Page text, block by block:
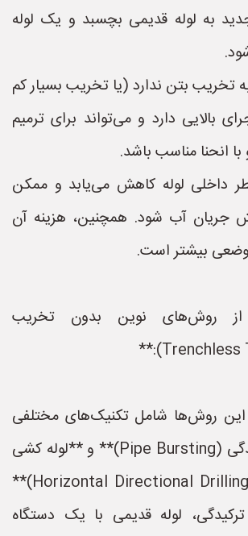
به لوله قدیمی بچسبد و یک لوله
تخریب بتن ندارد (یا تخریب بسیار کم
بالایی دارد و می‌تواند برای ترمیم
انحنا مناسب باشد.
داخلی لوله کاهش می‌یابد و ممکن
آب شود. همچنین، هزینه آن
بیشتر است.
از روش‌های نوین بدون تخریب
روش‌ها شامل تکنیک‌های مختلفی
مانند **لوله ترکیدگی (Pipe Bursting)** و **لوله کشی
افقی جهت دار (Horizontal Directional Drilling)**
لوله قدیمی با یک دستگاه